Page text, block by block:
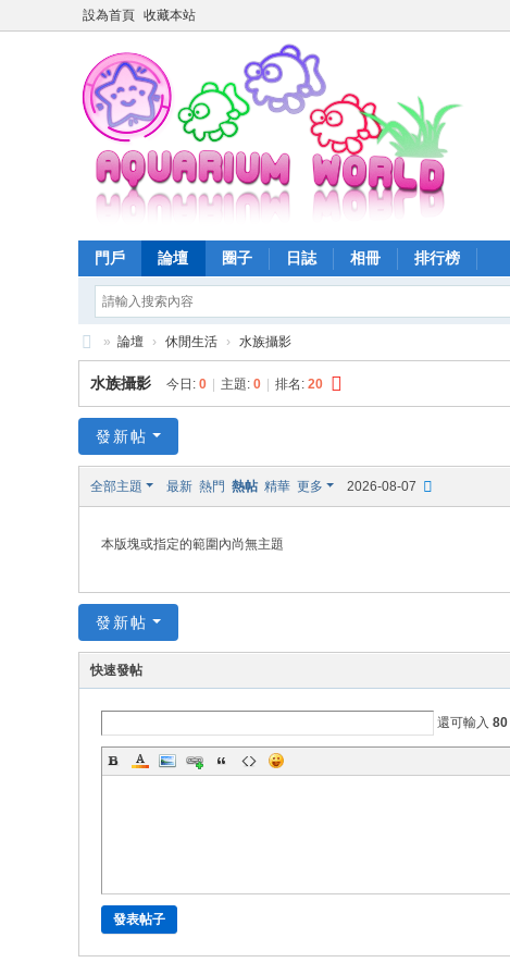
設為首頁 收藏本站
門戶 論壇 圈子 日誌 相冊 排行榜
樂
界
» 論壇 › 休閒生活 › 水族攝影
水族攝影 今日: 0 主題: 0 排名: 20
發新帖
全部主題 最新 熱門 熱帖 精華 更多 2026-08-07
本版塊或指定的範圍內尚無主題
發新帖
快速發帖
還可輸入 80
發表帖子